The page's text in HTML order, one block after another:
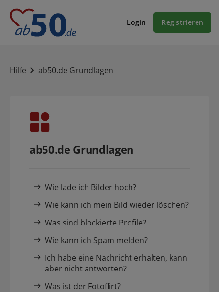
Login Registrieren
Hilfe ab50.de Grundlagen
ab50.de Grundlagen
Wie lade ich Bilder hoch?
Wie kann ich mein Bild wieder löschen?
Was sind blockierte Profile?
Wie kann ich Spam melden?
Ich habe eine Nachricht erhalten, kann
aber nicht antworten?
Was ist der Fotoflirt?